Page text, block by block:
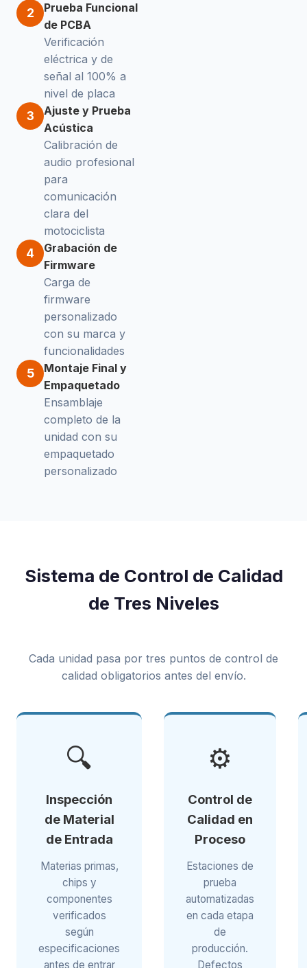
2
Prueba Funcional
de PCBA
Verificación
eléctrica y de
señal al 100% a
nivel de placa
3
Ajuste y Prueba
Acústica
Calibración de
audio profesional
para
comunicación
clara del
motociclista
4
Grabación de
Firmware
Carga de
firmware
personalizado
con su marca y
funcionalidades
5
Montaje Final y
Empaquetado
Ensamblaje
completo de la
unidad con su
empaquetado
personalizado
Sistema de Control de Calidad
de Tres Niveles
Cada unidad pasa por tres puntos de control de
calidad obligatorios antes del envío.
🔍
Inspección
de Material
de Entrada
Materias primas,
chips y
componentes
verificados
según
especificaciones
antes de entrar
⚙️
Control de
Calidad en
Proceso
Estaciones de
prueba
automatizadas
en cada etapa
de
producción.
Defectos